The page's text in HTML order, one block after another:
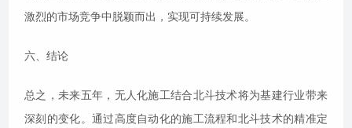
激烈的市场竞争中脱颖而出，实现可持续发展。
六、结论
总之，未来五年，无人化施工结合北斗技术将为基建行业带来
深刻的变化。通过高度自动化的施工流程和北斗技术的精准定